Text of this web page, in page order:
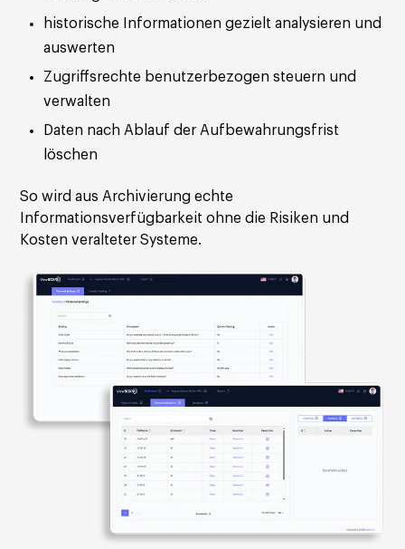
historische Informationen gezielt analysieren und
auswerten
Zugriffsrechte benutzerbezogen steuern und
verwalten
Daten nach Ablauf der Aufbewahrungsfrist
löschen
So wird aus Archivierung echte
Informationsverfügbarkeit ohne die Risiken und
Kosten veralteter Systeme.